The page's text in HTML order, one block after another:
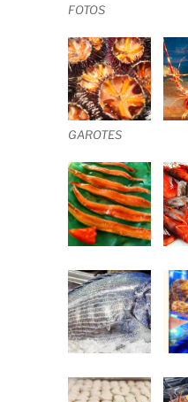
FOTOS
GAROTES